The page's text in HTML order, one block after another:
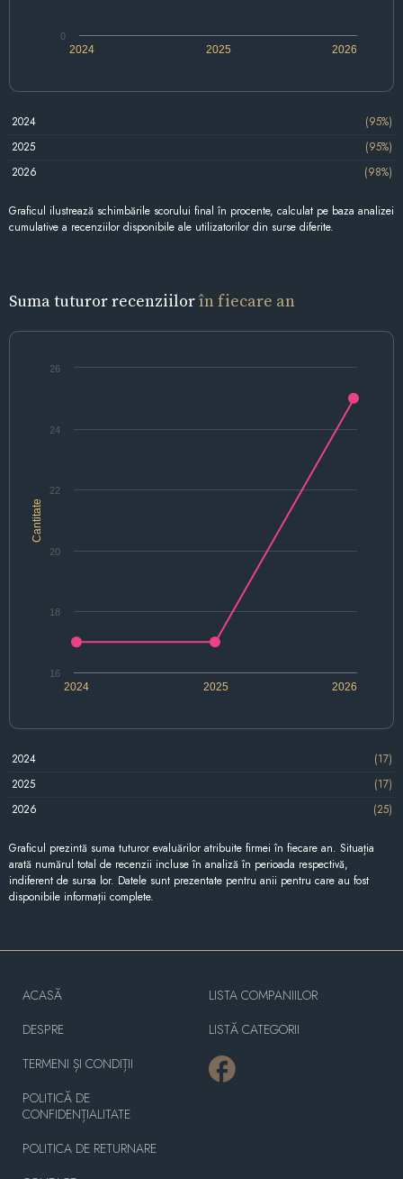
2024 2025 2026
0
2024
(95%)
2025
(95%)
2026
(98%)
Graficul ilustrează schimbările scorului final în procente, calculat pe baza analizei
cumulative a recenziilor disponibile ale utilizatorilor din surse diferite.
Suma tuturor recenziilorîn fiecare an
Cantitate
2024 2026
2025
16
18
20
22
24
26
2024
(17)
2025
(17)
2026
(25)
Graficul prezintă suma tuturor evaluărilor atribuite firmei în fiecare an. Situația
arată numărul total de recenzii incluse în analiză în perioada respectivă,
indiferent de sursa lor. Datele sunt prezentate pentru anii pentru care au fost
disponibile informații complete.
ACASĂ
DESPRE
TERMENI ȘI CONDIȚII
POLITICĂ DE
CONFIDENȚIALITATE
POLITICA DE RETURNARE
LISTA COMPANIILOR
LISTĂ CATEGORII